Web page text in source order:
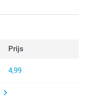
Prijs
4,99